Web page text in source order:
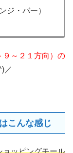
ジ・バー）
９～２１方向）の
／
こんな感じ